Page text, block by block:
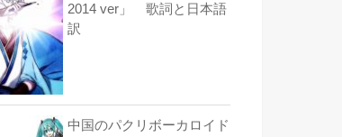
2014 ver」 歌詞と日本語
訳
中国のパクリボーカロイド